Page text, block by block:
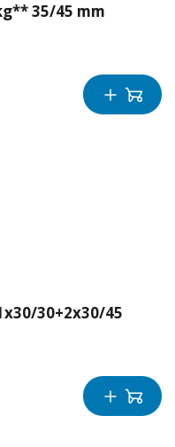
35/45 mm
30+2x30/45